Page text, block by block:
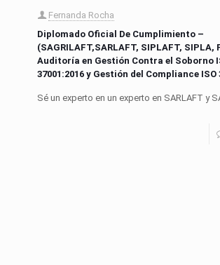
Fernanda Rocha
Diplomado Oficial De Cumplimiento –
(SAGRILAFT,SARLAFT, SIPLAFT, SIPLA,
Auditoría en Gestión Contra el Soborno
37001:2016 y Gestión del Compliance ISO
Sé un experto en un experto en SARLAFT y